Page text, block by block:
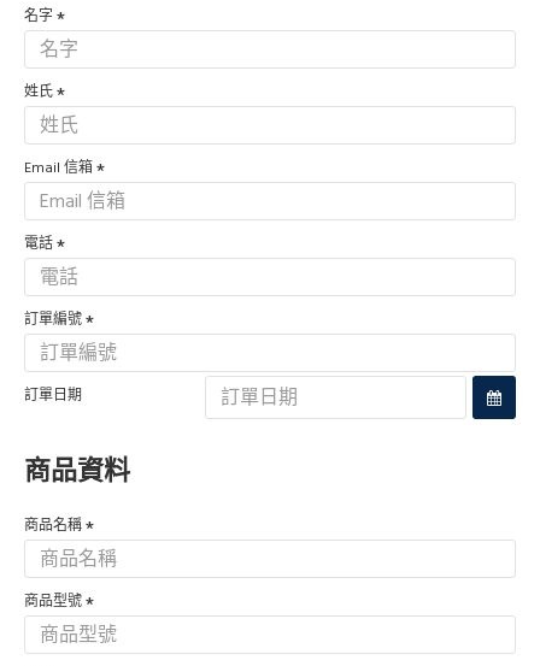
名字
姓氏
Email 信箱
電話
訂單編號
訂單日期
商品資料
商品名稱
商品型號